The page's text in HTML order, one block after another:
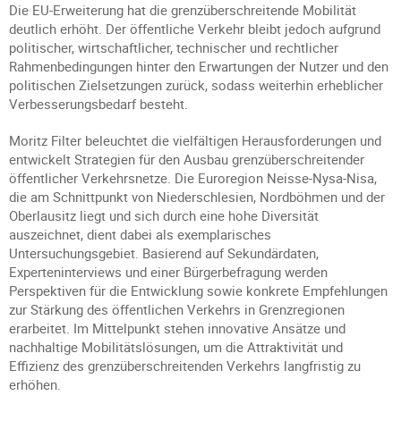
Die EU-Erweiterung hat die grenzüberschreitende Mobilität
deutlich erhöht. Der öffentliche Verkehr bleibt jedoch aufgrund
politischer, wirtschaftlicher, technischer und rechtlicher
Rahmenbedingungen hinter den Erwartungen der Nutzer und den
politischen Zielsetzungen zurück, sodass weiterhin erheblicher
Verbesserungsbedarf besteht.
Moritz Filter beleuchtet die vielfältigen Herausforderungen und
entwickelt Strategien für den Ausbau grenzüberschreitender
öffentlicher Verkehrsnetze. Die Euroregion Neisse-Nysa-Nisa,
die am Schnittpunkt von Niederschlesien, Nordböhmen und der
Oberlausitz liegt und sich durch eine hohe Diversität
auszeichnet, dient dabei als exemplarisches
Untersuchungsgebiet. Basierend auf Sekundärdaten,
Experteninterviews und einer Bürgerbefragung werden
Perspektiven für die Entwicklung sowie konkrete Empfehlungen
zur Stärkung des öffentlichen Verkehrs in Grenzregionen
erarbeitet. Im Mittelpunkt stehen innovative Ansätze und
nachhaltige Mobilitätslösungen, um die Attraktivität und
Effizienz des grenzüberschreitenden Verkehrs langfristig zu
erhöhen.